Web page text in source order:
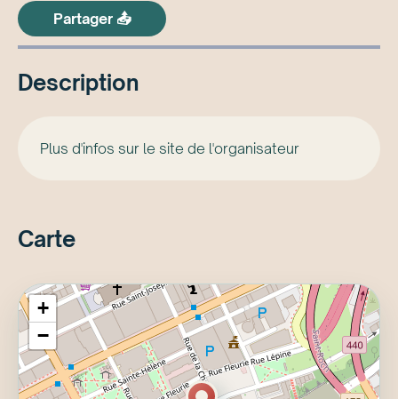
Partager 📤
Description
Plus d'infos sur le site de l'organisateur
Carte
+
−